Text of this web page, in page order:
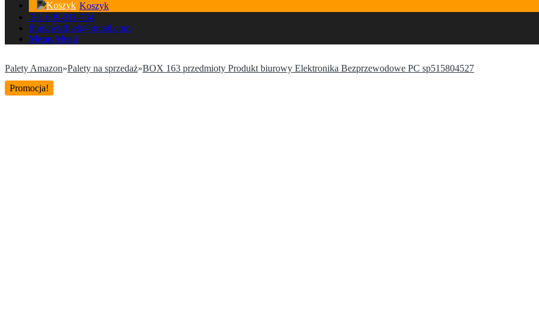
Koszyk
Tel. 609-311-734
fhudawidfilek@gmail.com
Menu Menu
Palety Amazon»Palety na sprzedaż»BOX 163 przedmioty Produkt biurowy Elektronika Bezprzewodowe PC sp515804527
Promocja!